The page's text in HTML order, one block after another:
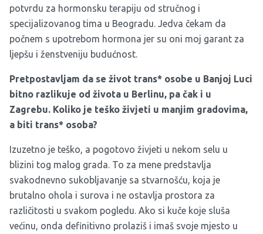
potvrdu za hormonsku terapiju od stručnog i
specijalizovanog tima u Beogradu. Jedva čekam da
počnem s upotrebom hormona jer su oni moj garant za
ljepšu i ženstveniju budućnost.
Pretpostavljam da se život trans* osobe u Banjoj Luci
bitno razlikuje od života u Berlinu, pa čak i u
Zagrebu. Koliko je teško živjeti u manjim gradovima,
a biti trans* osoba?
Izuzetno je teško, a pogotovo živjeti u nekom selu u
blizini tog malog grada. To za mene predstavlja
svakodnevno sukobljavanje sa stvarnošću, koja je
brutalno ohola i surova i ne ostavlja prostora za
različitosti u svakom pogledu. Ako si kuče koje sluša
većinu, onda definitivno prolaziš i imaš svoje mjesto u